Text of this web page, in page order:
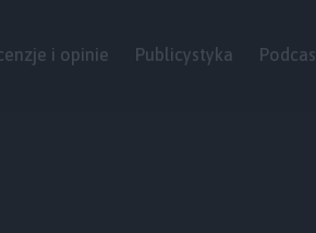
i opinie Publicystyka